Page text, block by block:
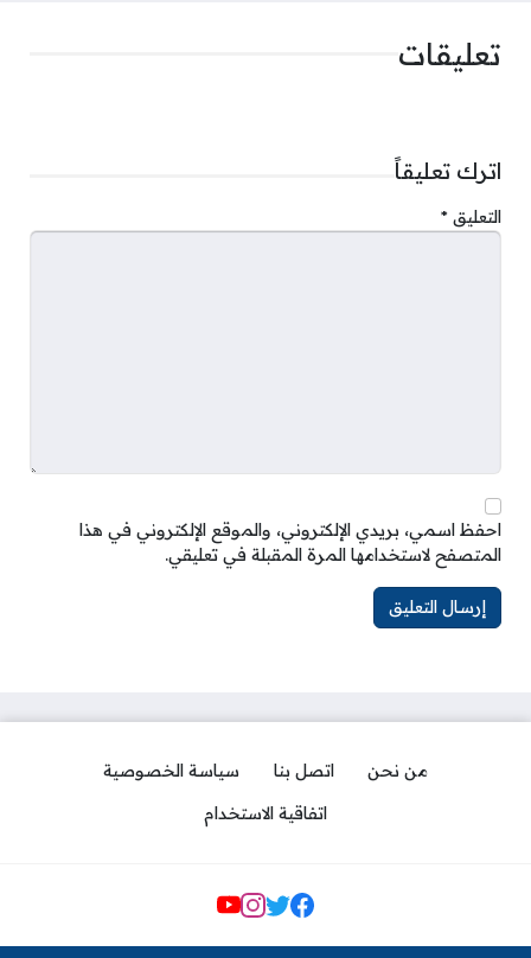
تعليقات
اترك تعليقاً
التعليق *
احفظ اسمي، بريدي الإلكتروني، والموقع الإلكتروني في هذا
المتصفح لاستخدامها المرة المقبلة في تعليقي.
من نحن اتصل بنا
سياسة الخصوصية
اتفاقية الاستخدام
مواقع التواصل